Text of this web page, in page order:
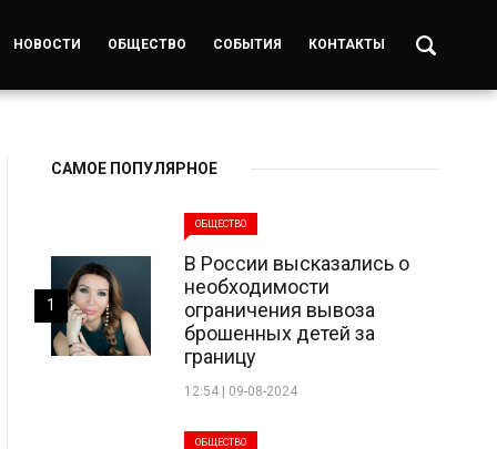
НОВОСТИ ОБЩЕСТВО СОБЫТИЯ КОНТАКТЫ
САМОЕ ПОПУЛЯРНОЕ
ОБЩЕСТВО
В России высказались о
необходимости
ограничения вывоза
брошенных детей за
границу
12:54 | 09-08-2024
1
ОБЩЕСТВО